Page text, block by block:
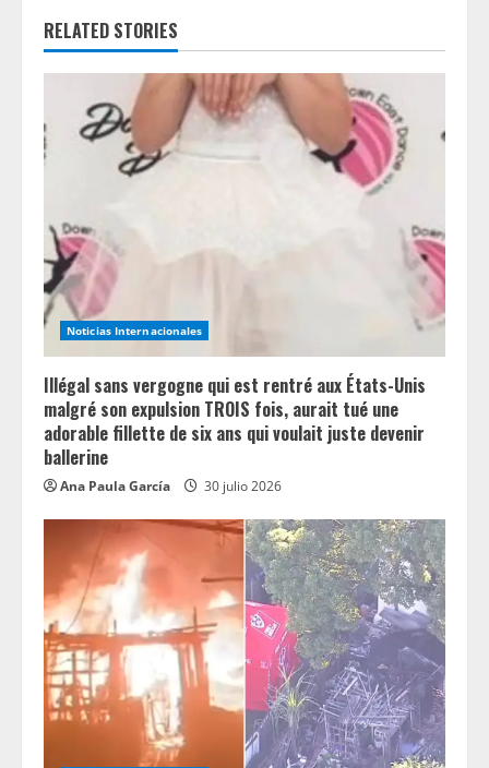
u
R
a
d
i
n
g
RELATED STORIES
Noticias Internacionales
Illégal sans vergogne qui est rentré aux États-Unis
malgré son expulsion TROIS fois, aurait tué une
adorable fillette de six ans qui voulait juste devenir
ballerine
Ana Paula García 30 julio 2026